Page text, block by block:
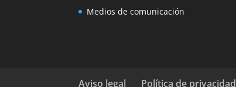
Medios de comunicación
Aviso legal Política de privacidad